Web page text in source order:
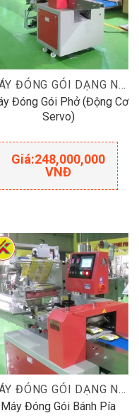
MÁY ĐÓNG GÓI DẠNG NẰM
Đóng Gói Phở (Động Cơ
Servo)
Giá:248,000,000
VNĐ
MÁY ĐÓNG GÓI DẠNG NẰM
Máy Đóng Gói Bánh Pía